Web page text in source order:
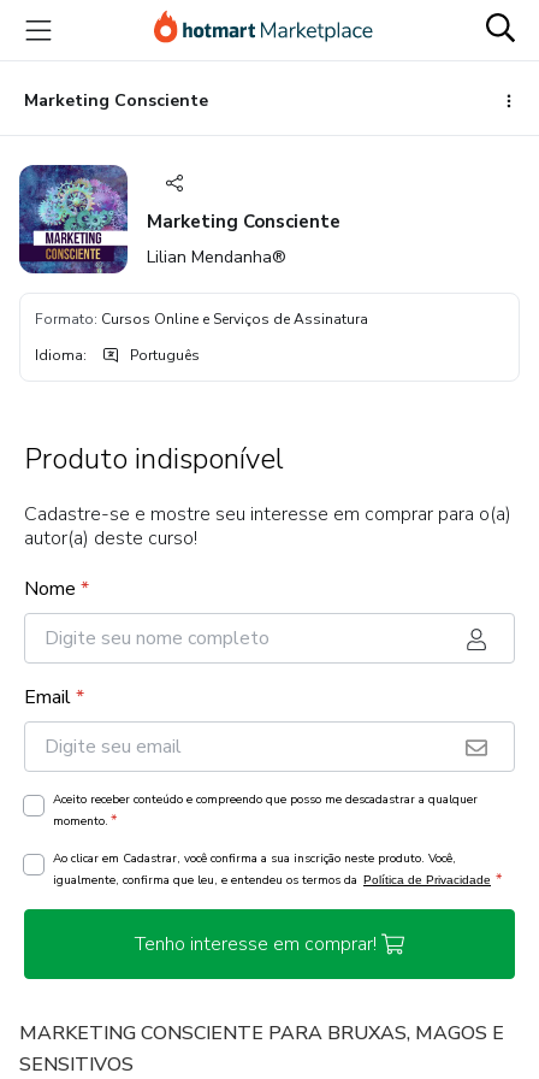
para
conteúdo
principal
para
pagamento
para
rodapé
Marketing Consciente
Marketing Consciente
Lilian Mendanha®
Formato: Cursos Online e Serviços de Assinatura
Idioma: Português
Produto indisponível
Cadastre-se e mostre seu interesse em comprar para o(a)
autor(a) deste curso!
Nome *
Email*
Aceito receber conteúdo e compreendo que posso me descadastrar a qualquer
momento. *
Ao clicar em Cadastrar, você confirma a sua inscrição neste produto. Você,
igualmente, confirma que leu, e entendeu os termos da Política de Privacidade *
Tenho interesse em comprar!
MARKETING CONSCIENTE PARA BRUXAS, MAGOS E
SENSITIVOS